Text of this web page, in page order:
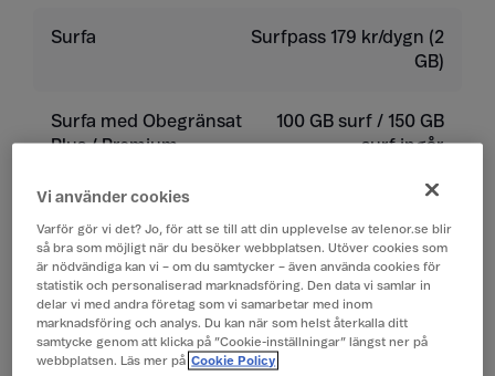
Surfa
Surfpass 179 kr/dygn (2
GB)
Surfa med Obegränsat
Plus / Premium
100 GB surf / 150 GB
surf ingår
Ringa
Ta emot samtal 19 kr/min
Lyssna på röstbrevlåda 19 kr/min
Vi använder cookies
Varför gör vi det? Jo, för att se till att din upplevelse av telenor.se blir
så bra som möjligt när du besöker webbplatsen. Utöver cookies som
är nödvändiga kan vi – om du samtycker – även använda cookies för
statistik och personaliserad marknadsföring. Den data vi samlar in
delar vi med andra företag som vi samarbetar med inom
marknadsföring och analys. Du kan när som helst återkalla ditt
samtycke genom att klicka på ”Cookie-inställningar” längst ner på
webbplatsen. Läs mer på Cookie Policy